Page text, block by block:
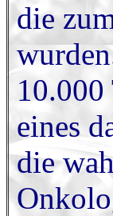
die
eines
die